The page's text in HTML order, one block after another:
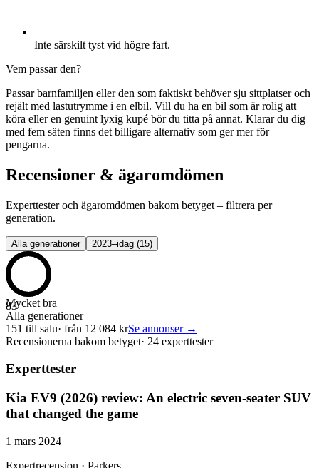
Inte särskilt tyst vid högre fart.
Vem passar den?
Passar barnfamiljen eller den som faktiskt behöver sju sittplatser och
rejält med lastutrymme i en elbil. Vill du ha en bil som är rolig att
köra eller en genuint lyxig kupé bör du titta på annat. Klarar du dig
med fem säten finns det billigare alternativ som ger mer för
pengarna.
Recensioner & ägaromdömen
Experttester och ägaromdömen bakom betyget – filtrera per
generation.
Alla generationer 2023–idag (15)
83
Mycket bra
Alla generationer
151 till salu· från 12 084 krSe annonser →
Recensionerna bakom betyget· 24 experttester
Experttester
Kia EV9 (2026) review: An electric seven-seater SUV
that changed the game
1 mars 2024
Expertrecension · Parkers